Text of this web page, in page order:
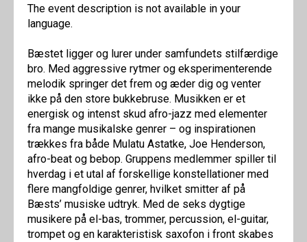
The event description is not available in your
language.
Bæstet ligger og lurer under samfundets stilfærdige
bro. Med aggressive rytmer og eksperimenterende
melodik springer det frem og æder dig og venter
ikke på den store bukkebruse. Musikken er et
energisk og intenst skud afro-jazz med elementer
fra mange musikalske genrer – og inspirationen
trækkes fra både Mulatu Astatke, Joe Henderson,
afro-beat og bebop. Gruppens medlemmer spiller til
hverdag i et utal af forskellige konstellationer med
flere mangfoldige genrer, hvilket smitter af på
Bæsts’ musiske udtryk. Med de seks dygtige
musikere på el-bas, trommer, percussion, el-guitar,
trompet og en karakteristisk saxofon i front skabes